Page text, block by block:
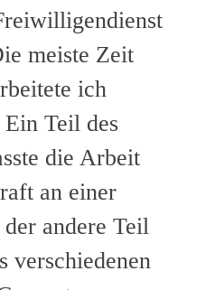
meiste Zeit
ich
Teil des
die Arbeit
an einer
andere Teil
verschiedenen